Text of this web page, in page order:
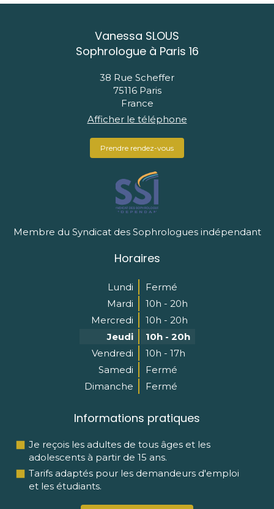
Vanessa SLOUS
Sophrologue à Paris 16
38 Rue Scheffer
75116 Paris
France
Afficher le téléphone
Prendre rendez-vous
Membre du Syndicat des Sophrologues indépendant
Horaires
Lundi
Fermé
Mardi
10h - 20h
Mercredi
10h - 20h
Jeudi
10h - 20h
Vendredi
10h - 17h
Samedi
Fermé
Dimanche
Fermé
Informations pratiques
Je reçois les adultes de tous âges et les
adolescents à partir de 15 ans.
Tarifs adaptés pour les demandeurs d'emploi
et les étudiants.